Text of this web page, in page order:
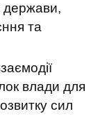
держави,
та
влади для
сил